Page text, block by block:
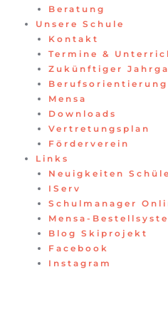
Beratung
Unsere Schule
Kontakt
Termine &
Zukünftiger
Berufsorientierung
Mensa
Downloads
Vertretungsplan
Förderverein
Links
Neuigkeiten
IServ
Schulmanager
Mensa-
Blog Skiprojekt
Facebook
Instagram